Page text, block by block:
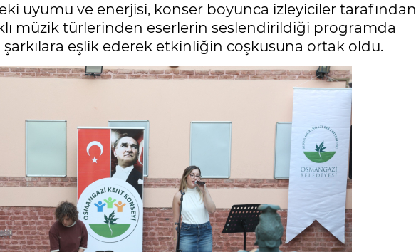
uyumu ve enerjisi, konser boyunca izleyiciler tarafından
müzik türlerinden eserlerin seslendirildiği programda
şarkılara eşlik ederek etkinliğin coşkusuna ortak oldu.